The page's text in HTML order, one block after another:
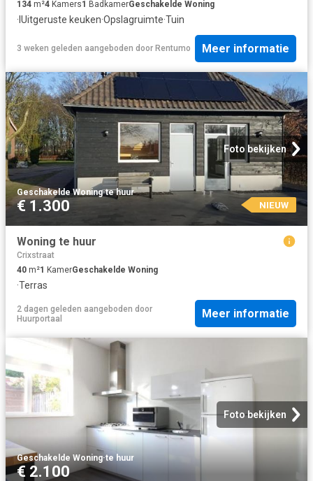
134 m²4 Kamers1 BadkamerGeschakelde Woning
· IUitgeruste keuken·Opslagruimte·Tuin
3 weken geleden aangeboden door Rentumo Meer informatie
Foto bekijken
Geschakelde Woning·te huur
€ 1.300 NIEUW
Woning te huur
Crixstraat
40 m²1 KamerGeschakelde Woning
·Terras
2 dagen geleden aangeboden door
Huurportaal
Meer informatie
Foto bekijken
Geschakelde Woning·te huur
€ 2.100